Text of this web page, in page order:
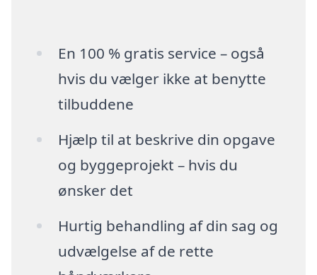
En 100 % gratis service – også
hvis du vælger ikke at benytte
tilbuddene
Hjælp til at beskrive din opgave
og byggeprojekt – hvis du
ønsker det
Hurtig behandling af din sag og
udvælgelse af de rette